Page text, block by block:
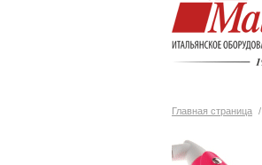
Главная страница /